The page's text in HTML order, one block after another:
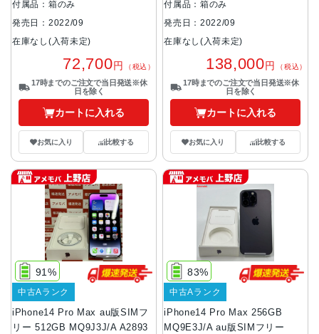
付属品：箱のみ
発売日：2022/09
在庫なし(入荷未定)
72,700円 （税込）
17時までのご注文で当日発送※休
日を除く
カートに入れる
お気に入り 比較する
付属品：箱のみ
発売日：2022/09
在庫なし(入荷未定)
138,000円 （税込）
17時までのご注文で当日発送※休
日を除く
カートに入れる
お気に入り 比較する
iPhone14 Pro Max au版SIMフ
リー 512GB MQ9J3J/A A2893
91%
中古Aランク
iPhone14 Pro Max 256GB
MQ9E3J/A au版SIMフリー
83%
中古Aランク